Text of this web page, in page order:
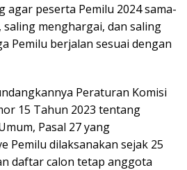
agar peserta Pemilu 2024 sama-
saling menghargai, dan saling
Pemilu berjalan sesuai dengan
Peraturan Komisi
15 Tahun 2023 tentang
Pasal 27 yang
Pemilu dilaksanakan sejak 25
daftar calon tetap anggota